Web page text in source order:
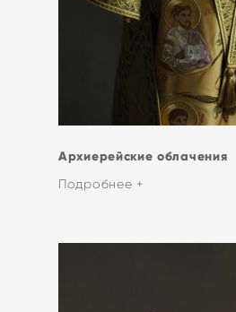
Архиерейские облачения
Подробнее +